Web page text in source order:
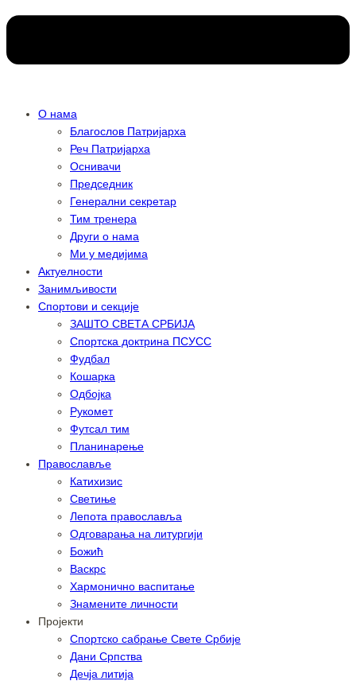
О нама
Благослов Патријарха
Реч Патријарха
Оснивачи
Председник
Генерални секретар
Тим тренера
Други о нама
Ми у медијима
Актуелности
Занимљивости
Спортови и секције
ЗАШТО СВЕТА СРБИЈА
Спортска доктрина ПСУСС
Фудбал
Кошарка
Одбојка
Рукомет
Футсал тим
Планинарење
Православље
Катихизис
Светиње
Лепота православља
Одговарања на литургији
Божић
Васкрс
Хармонично васпитање
Знамените личности
Пројекти
Спортско сабрање Свете Србије
Дани Српства
Дечја литија